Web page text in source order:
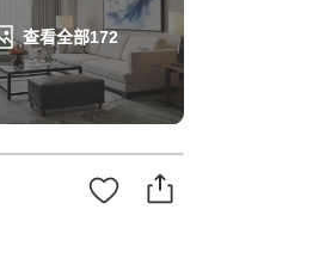
查看全部172